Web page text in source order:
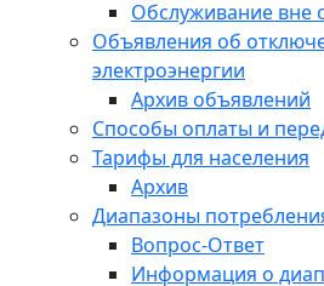
Обслуживание вне
Объявления об
электроэнергии
Архив объявлений
Способы оплаты и
Тарифы для населения
Архив
Диапазоны
Вопрос-Ответ
Информация о